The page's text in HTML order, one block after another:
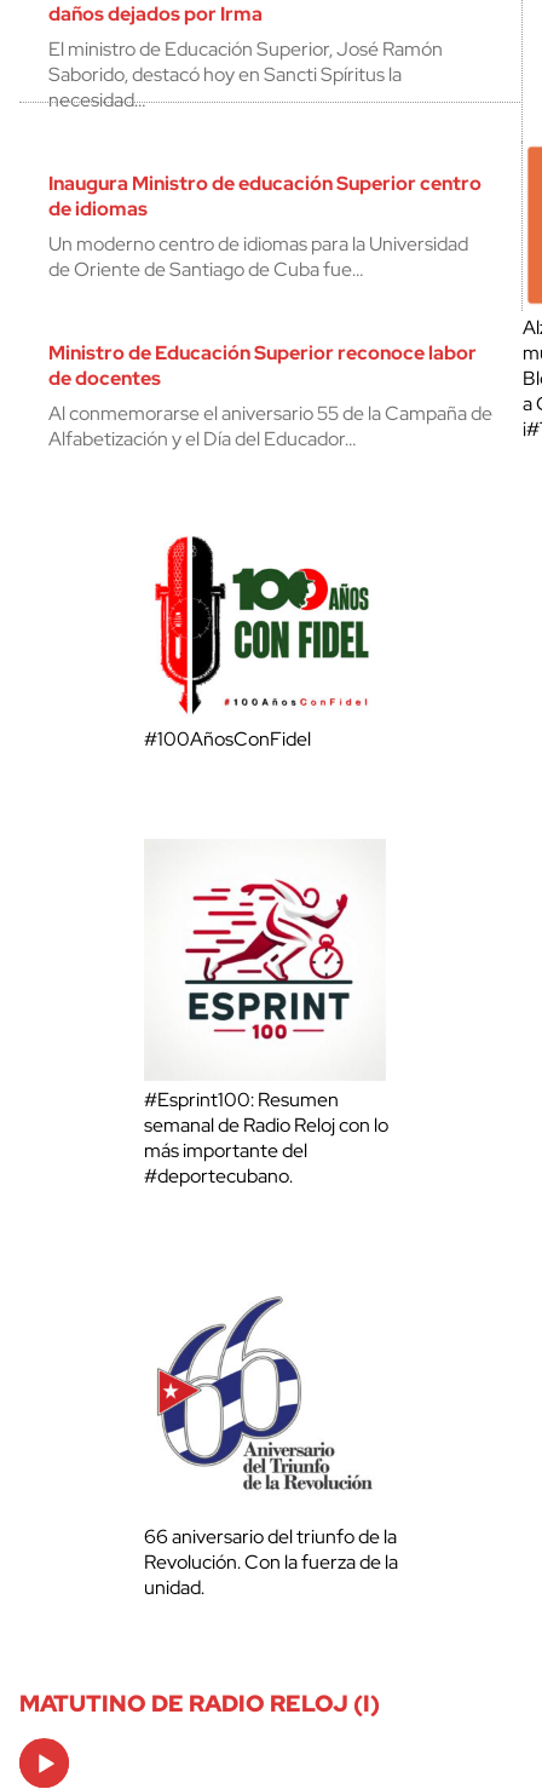
daños dejados por Irma
El ministro de Educación Superior, José Ramón
Saborido, destacó hoy en Sancti Spíritus la
necesidad…
Inaugura Ministro de educación Superior centro
de idiomas
Un moderno centro de idiomas para la Universidad
de Oriente de Santiago de Cuba fue…
Ministro de Educación Superior reconoce labor
de docentes
Al conmemorarse el aniversario 55 de la Campaña de
Alfabetización y el Día del Educador…
a
#100AñosConFidel
#Esprint100: Resumen
semanal de Radio Reloj con lo
más importante del
#deportecubano.
66 aniversario del triunfo de la
Revolución. Con la fuerza de la
unidad.
MATUTINO DE RADIO RELOJ (I)
Audio
Player